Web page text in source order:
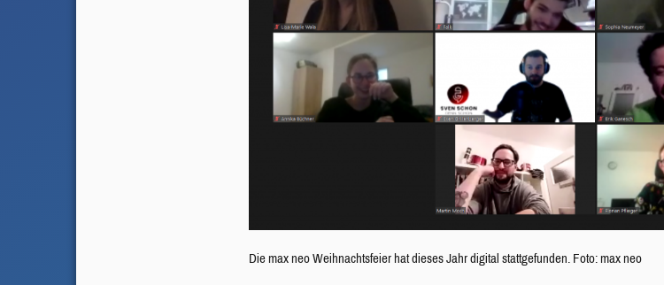
Die max neo Weihnachtsfeier hat dieses Jahr digital stattgefunden. Foto: max neo